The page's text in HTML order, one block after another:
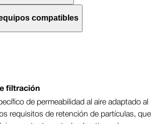
compatibles
filtración
de permeabilidad al aire adaptado al
requisitos de retención de partículas, que